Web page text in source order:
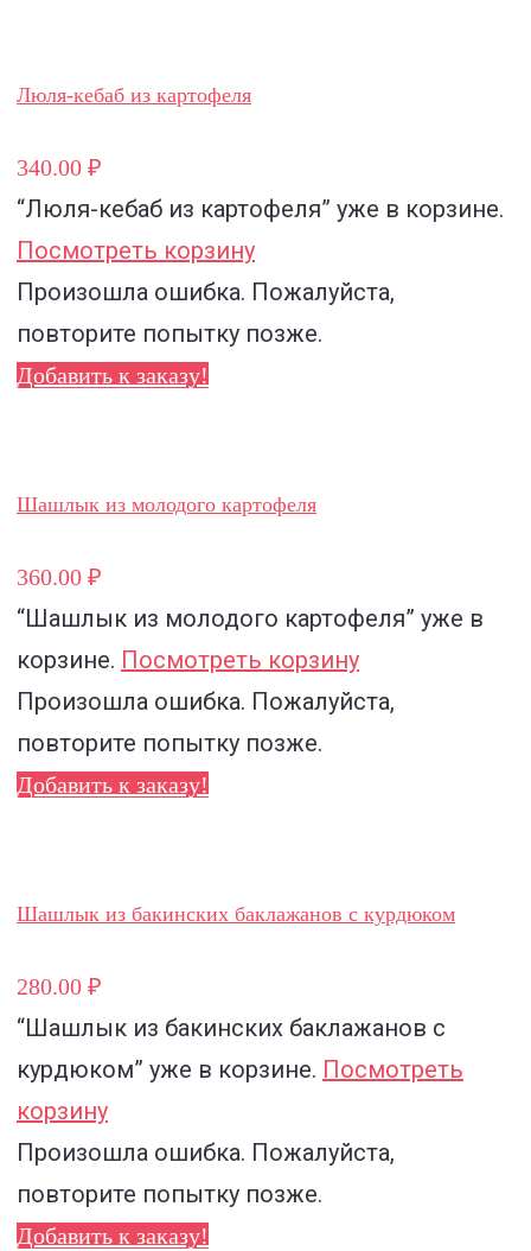
Люля-кебаб из картофеля
340.00 ₽
“Люля-кебаб из картофеля” уже в корзине.
Посмотреть корзину
Произошла ошибка. Пожалуйста,
повторите попытку позже.
Добавить к заказу!
Шашлык из молодого картофеля
360.00 ₽
“Шашлык из молодого картофеля” уже в
корзине. Посмотреть корзину
Произошла ошибка. Пожалуйста,
повторите попытку позже.
Добавить к заказу!
Шашлык из бакинских баклажанов с курдюком
280.00 ₽
“Шашлык из бакинских баклажанов с
курдюком” уже в корзине. Посмотреть
корзину
Произошла ошибка. Пожалуйста,
повторите попытку позже.
Добавить к заказу!